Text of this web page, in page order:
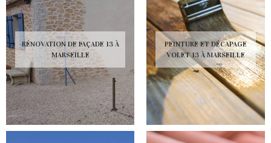
RÉNOVATION DE FAÇADE 13 À
MARSEILLE
PEINTURE ET DÉCAPAGE
VOLET 13 À MARSEILLE